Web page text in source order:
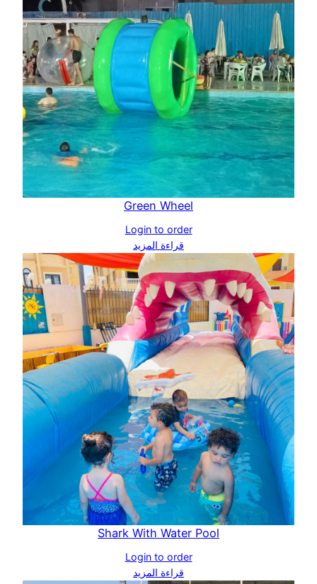
Green Wheel
Login to order
قراءة المزيد
Shark With Water Pool
Login to order
قراءة المزيد